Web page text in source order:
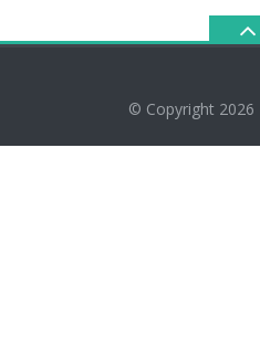
© Copyright 2026